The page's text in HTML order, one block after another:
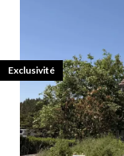
Exclusivité